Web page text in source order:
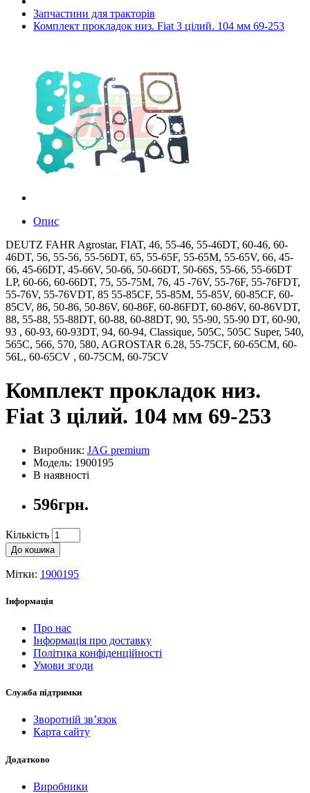
Запчастини для тракторів
Комплект прокладок низ. Fiat 3 цілий. 104 мм 69-253
Опис
DEUTZ FAHR Agrostar, FIAT, 46, 55-46, 55-46DT, 60-46, 60-
46DT, 56, 55-56, 55-56DT, 65, 55-65F, 55-65M, 55-65V, 66, 45-
66, 45-66DT, 45-66V, 50-66, 50-66DT, 50-66S, 55-66, 55-66DT
LP, 60-66, 60-66DT, 75, 55-75M, 76, 45 -76V, 55-76F, 55-76FDT,
55-76V, 55-76VDT, 85 55-85CF, 55-85M, 55-85V, 60-85CF, 60-
85CV, 86, 50-86, 50-86V, 60-86F, 60-86FDT, 60-86V, 60-86VDT,
88, 55-88, 55-88DT, 60-88, 60-88DT, 90, 55-90, 55-90 DT, 60-90,
93 , 60-93, 60-93DT, 94, 60-94, Classique, 505C, 505C Super, 540,
565C, 566, 570, 580, AGROSTAR 6.28, 55-75CF, 60-65CM, 60-
56L, 60-65CV , 60-75CM, 60-75CV
Комплект прокладок низ.
Fiat 3 цілий. 104 мм 69-253
Виробник: JAG premium
Модель: 1900195
В наявності
596грн.
Кількість
До кошика
Мітки: 1900195
Інформація
Про нас
Інформація про доставку
Політика конфіденційності
Умови згоди
Служба підтримки
Зворотній зв’язок
Карта сайту
Додатково
Виробники